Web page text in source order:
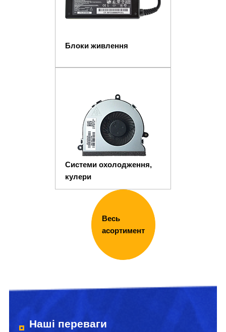
Блоки живлення
Системи охолодження,
кулери
Весь
асортимент
Наші переваги